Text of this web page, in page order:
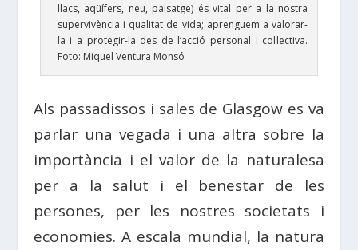
llacs, aqüífers, neu, paisatge) és vital per a la nostra
supervivència i qualitat de vida; aprenguem a valorar-
la i a protegir-la des de l’acció personal i col·lectiva.
Foto: Miquel Ventura Monsó
Als passadissos i sales de Glasgow es va
parlar una vegada i una altra sobre la
importància i el valor de la naturalesa
per a la salut i el benestar de les
persones, per les nostres societats i
economies. A escala mundial, la natura